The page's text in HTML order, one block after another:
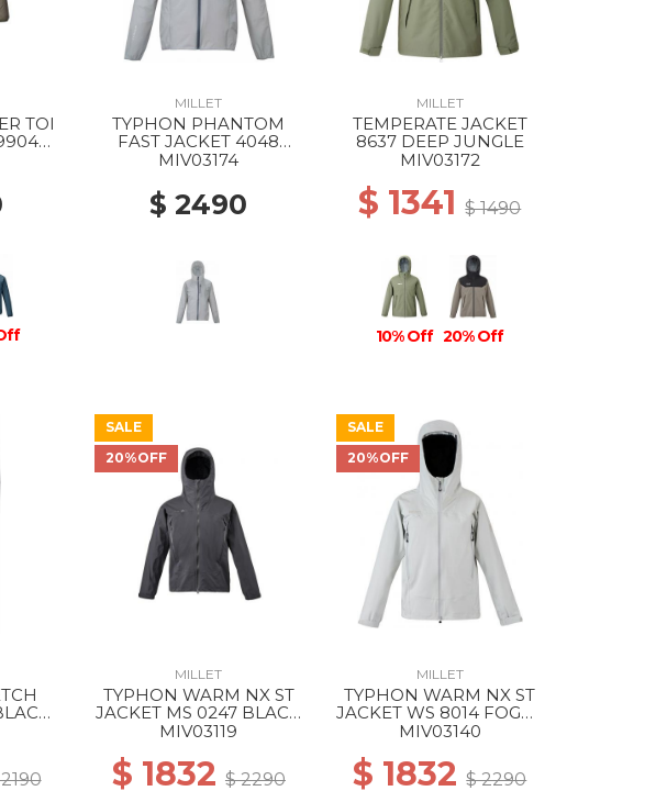
TOI
MILLET
TYPHON PHANTOM
FAST JACKET 4048
SMOKED PEARL
MIV03174
$ 2490
MILLET
TEMPERATE JACKET
8637 DEEP JUNGLE
MIV03172
$ 1341$ 1490
10% Off 20% Off
-
SALE
20%OFF
MILLET
TYPHON WARM NX ST
JACKET MS 0247 BLACK
- NOIR
MIV03119
$ 1832 $ 2290
SALE
20%OFF
MILLET
TYPHON WARM NX ST
JACKET WS 8014 FOGGY
DEW
MIV03140
$ 1832$ 2290